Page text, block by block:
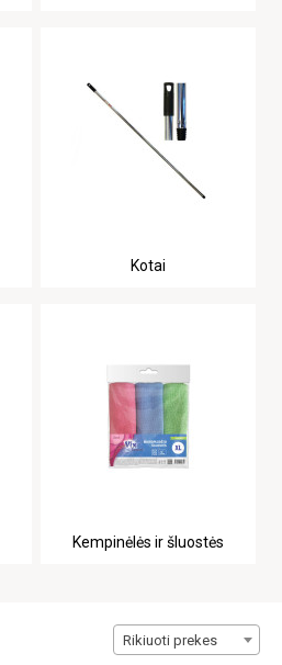
Kotai
Kempinėlės ir šluostės
Rikiuoti prekes